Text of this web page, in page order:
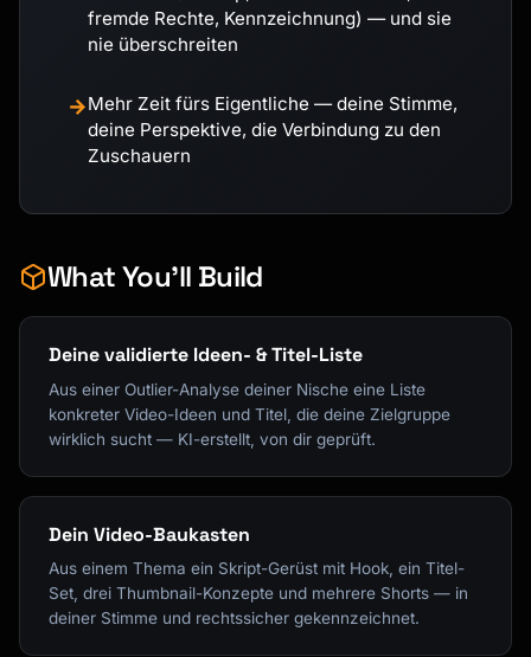
fremde Rechte, Kennzeichnung) — und sie
nie überschreiten
→Mehr Zeit fürs Eigentliche — deine Stimme,
deine Perspektive, die Verbindung zu den
Zuschauern
What You'll Build
Deine validierte Ideen- & Titel-Liste
Aus einer Outlier-Analyse deiner Nische eine Liste
konkreter Video-Ideen und Titel, die deine Zielgruppe
wirklich sucht — KI-erstellt, von dir geprüft.
Dein Video-Baukasten
Aus einem Thema ein Skript-Gerüst mit Hook, ein Titel-
Set, drei Thumbnail-Konzepte und mehrere Shorts — in
deiner Stimme und rechtssicher gekennzeichnet.